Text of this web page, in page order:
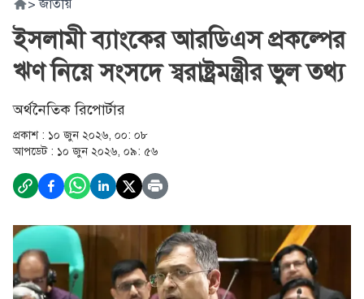
> জাতীয়
ইসলামী ব্যাংকের আরডিএস প্রকল্পের
ঋণ নিয়ে সংসদে স্বরাষ্ট্রমন্ত্রীর ভুল তথ্য
অর্থনৈতিক রিপোর্টার
প্রকাশ : ১০ জুন ২০২৬, ০০: ০৮
আপডেট : ১০ জুন ২০২৬, ০৯: ৫৬